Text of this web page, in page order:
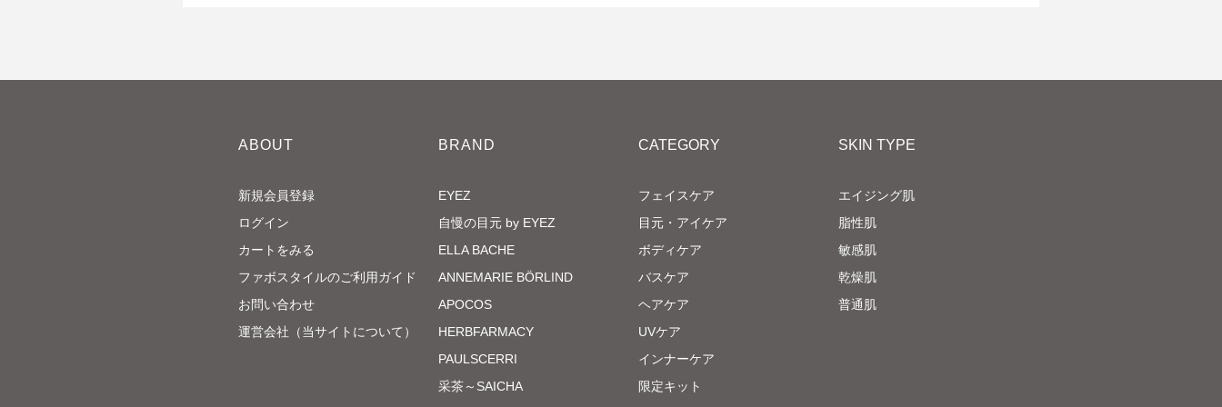
ABOUT
新規会員登録
ログイン
カートをみる
ファボスタイルのご利用ガイド
お問い合わせ
運営会社（当サイトについて）
BRAND
EYEZ
自慢の目元 by EYEZ
ELLA BACHE
ANNEMARIE BÖRLIND
APOCOS
HERBFARMACY
PAULSCERRI
采茶～SAICHA
CATEGORY
フェイスケア
目元・アイケア
ボディケア
バスケア
ヘアケア
UVケア
インナーケア
限定キット
SKIN TYPE
エイジング肌
脂性肌
敏感肌
乾燥肌
普通肌